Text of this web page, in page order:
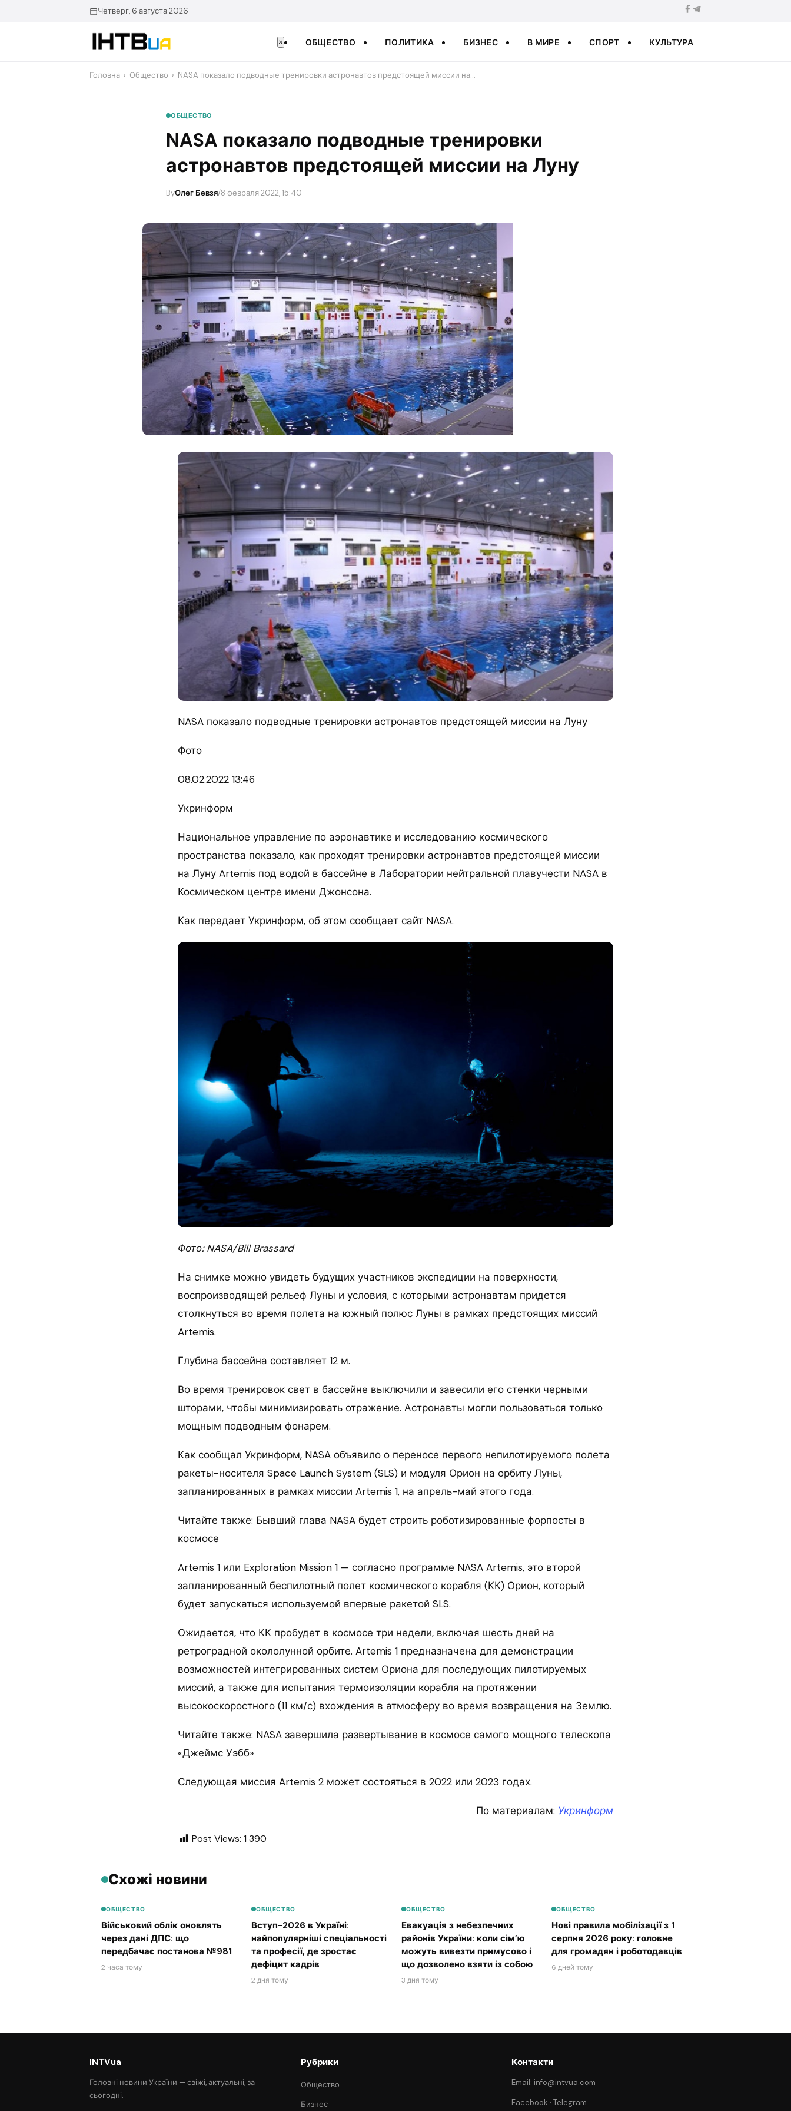
Четверг, 6 августа 2026
× ОБЩЕСТВО ПОЛИТИКА БИЗНЕС В МИРЕ СПОРТ КУЛЬТУРА
Головна › Общество › NASA показало подводные тренировки астронавтов предстоящей миссии на…
ОБЩЕСТВО
NASA показало подводные тренировки
астронавтов предстоящей миссии на Луну
ByОлег Бевзя/8 февраля 2022, 15:40
NASA показало подводные тренировки астронавтов предстоящей миссии на Луну
Фото
08.02.2022 13:46
Укринформ
Национальное управление по аэронавтике и исследованию космического
пространства показало, как проходят тренировки астронавтов предстоящей миссии
на Луну Artemis под водой в бассейне в Лаборатории нейтральной плавучести NASA в
Космическом центре имени Джонсона.
Как передает Укринформ, об этом сообщает сайт NASA.
Фото: NASA/Bill Brassard
На снимке можно увидеть будущих участников экспедиции на поверхности,
воспроизводящей рельеф Луны и условия, с которыми астронавтам придется
столкнуться во время полета на южный полюс Луны в рамках предстоящих миссий
Artemis.
Глубина бассейна составляет 12 м.
Во время тренировок свет в бассейне выключили и завесили его стенки черными
шторами, чтобы минимизировать отражение. Астронавты могли пользоваться только
мощным подводным фонарем.
Как сообщал Укринформ, NASA объявило о переносе первого непилотируемого полета
ракеты-носителя Space Launch System (SLS) и модуля Орион на орбиту Луны,
запланированных в рамках миссии Artemis 1, на апрель-май этого года.
Читайте также: Бывший глава NASA будет строить роботизированные форпосты в
космосе
Artemis 1 или Exploration Mission 1 — согласно программе NASA Artemis, это второй
запланированный беспилотный полет космического корабля (КК) Орион, который
будет запускаться используемой впервые ракетой SLS.
Ожидается, что КК пробудет в космосе три недели, включая шесть дней на
ретроградной окололунной орбите. Artemis 1 предназначена для демонстрации
возможностей интегрированных систем Ориона для последующих пилотируемых
миссий, а также для испытания термоизоляции корабля на протяжении
высокоскоростного (11 км/с) вхождения в атмосферу во время возвращения на Землю.
Читайте также: NASA завершила развертывание в космосе самого мощного телескопа
«Джеймс Уэбб»
Следующая миссия Artemis 2 может состояться в 2022 или 2023 годах.
По материалам: Укринформ
Post Views: 1 390
Схожі новини
ОБЩЕСТВО
Військовий облік оновлять
через дані ДПС: що
передбачає постанова №981
2 часа тому
ОБЩЕСТВО
Вступ-2026 в Україні:
найпопулярніші спеціальності
та професії, де зростає
дефіцит кадрів
2 дня тому
ОБЩЕСТВО
Евакуація з небезпечних
районів України: коли сім’ю
можуть вивезти примусово і
що дозволено взяти із собою
3 дня тому
ОБЩЕСТВО
Нові правила мобілізації з 1
серпня 2026 року: головне
для громадян і роботодавців
6 дней тому
INTVua
Головні новини України — свіжі, актуальні, за
сьогодні.
Рубрики
Общество
Бизнес
Контакти
Email: info@intvua.com
Facebook ·Telegram